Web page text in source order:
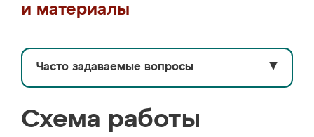
и материалы
Часто задаваемые вопросы ▼
Схема работы